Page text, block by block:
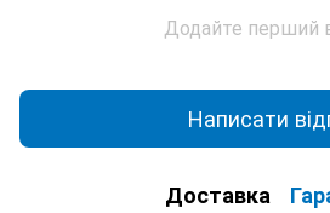
Додайте перший
Написати
Доставка